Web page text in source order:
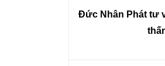
Đức Nhân Phát tư